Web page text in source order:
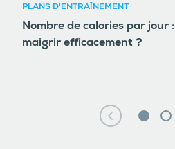
PLANS D'ENTRAÎNEMENT
Nombre de calories par jour
maigrir efficacement ?